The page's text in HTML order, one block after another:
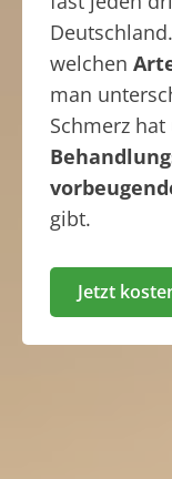
welchen
man
Schmerz
gibt.
Jetzt